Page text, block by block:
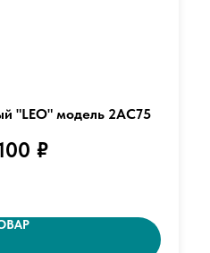
"LEO" модель 2AC75
₽